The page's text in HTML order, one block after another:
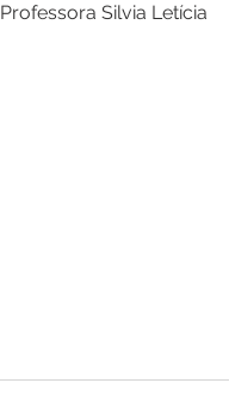
Professora Silvia Letícia